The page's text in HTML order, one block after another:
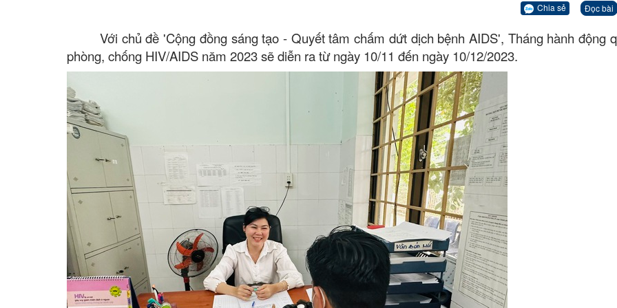
Chia sẻ Đọc bài
Với chủ đề 'Cộng đồng sáng tạo - Quyết tâm chấm dứt dịch bệnh AIDS', Tháng hành động
phòng, chống HIV/AIDS năm 2023 sẽ diễn ra từ ngày 10/11 đến ngày 10/12/2023.